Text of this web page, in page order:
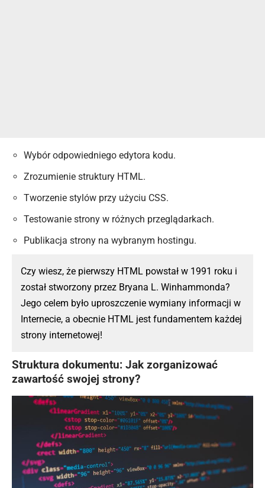
Wybór odpowiedniego edytora kodu.
Zrozumienie struktury HTML.
Tworzenie stylów przy użyciu CSS.
Testowanie strony w różnych przeglądarkach.
Publikacja strony na wybranym hostingu.
Czy wiesz, że pierwszy HTML powstał w 1991 roku i
został stworzony przez Bryana L. Winhammonda?
Jego celem było uproszczenie wymiany informacji w
Internecie, a obecnie HTML jest fundamentem każdej
strony internetowej!
Struktura dokumentu: Jak zorganizować
zawartość swojej strony?